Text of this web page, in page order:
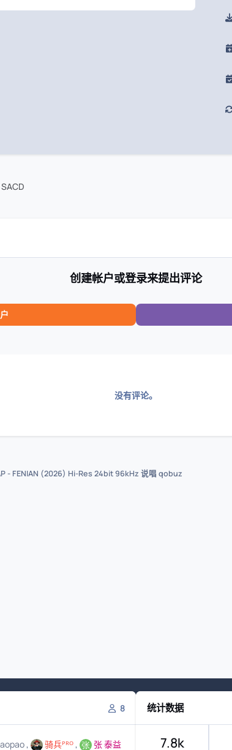
创建帐户或登录来提出评论
没有评论。
- FENIAN (2026) Hi-Res 24bit 96kHz 说唱 qobuz
8
骑兵ᴾᴿᴼ 张 泰益
统计数据
7.8k